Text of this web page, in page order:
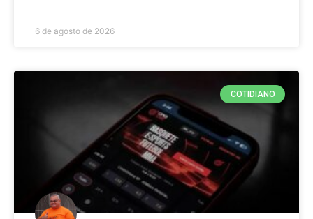
6 de agosto de 2026
COTIDIANO